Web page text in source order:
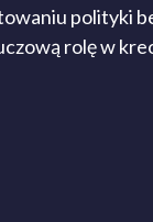
polityki
rolę w